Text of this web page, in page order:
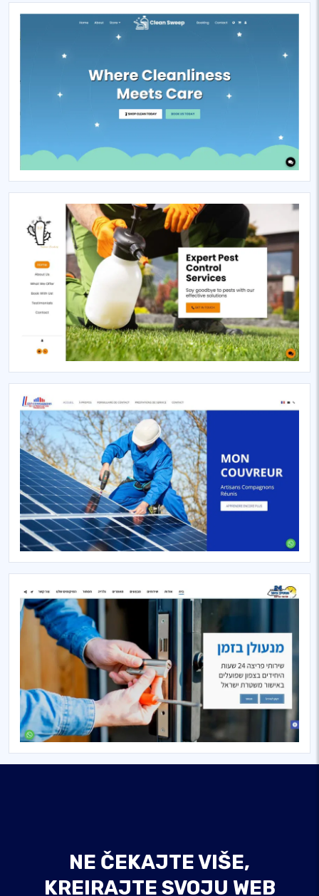
NE ČEKAJTE VIŠE,
KREIRAJTE SVOJU WEB